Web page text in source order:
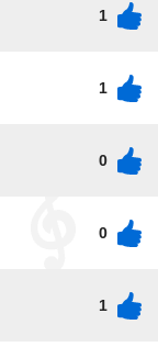
1
1
0
0
1